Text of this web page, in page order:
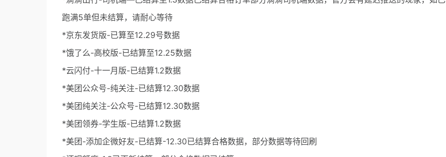
跑满5单但未结算，请耐心等待
*京东发货版-已算至12.29号数据
*饿了么-高校版-已结算至12.25数据
*云闪付-十一月版-已结算1.2数据
*美团公众号-纯关注-已结算12.30数据
*美团纯关注-公众号-已结算12.30数据
*美团领券-学生版-已结算1.2数据
*美团-添加企微好友-已结算-12.30已结算合格数据，部分数据等待回刷